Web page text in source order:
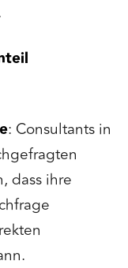
: Consultants in
dass ihre